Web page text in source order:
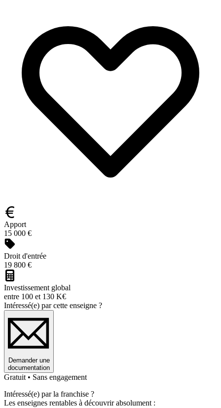
Apport
15 000 €
Droit d'entrée
19 800 €
Investissement global
entre 100 et 130 K€
Intéressé(e) par cette enseigne ?
Demander une
documentation
Gratuit • Sans engagement
Intéressé(e) par la franchise ?
Les enseignes rentables à découvrir absolument :